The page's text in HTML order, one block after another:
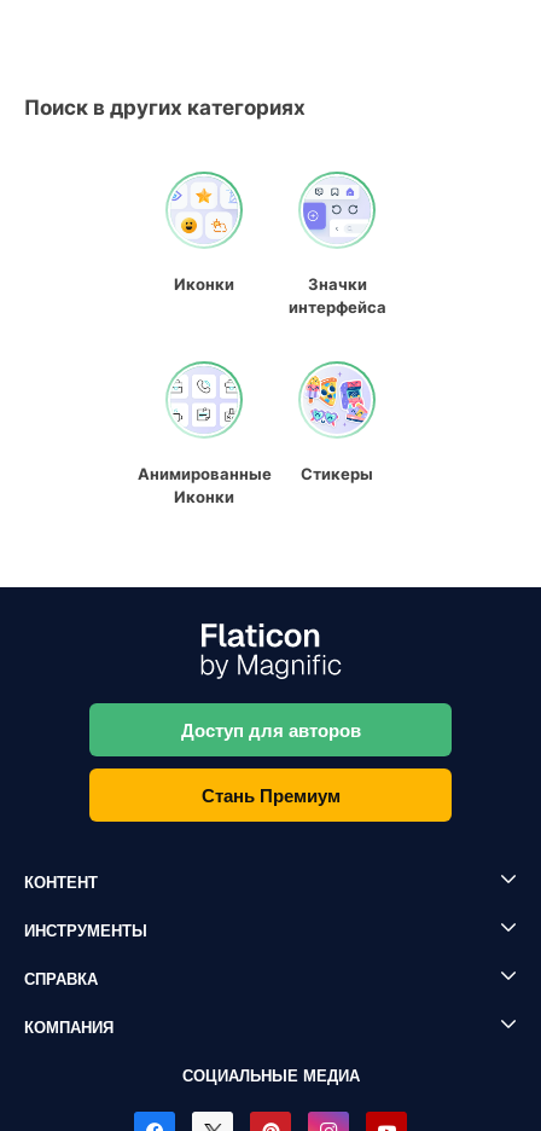
Поиск в других категориях
Иконки
Значки
интерфейса
Анимированные
Иконки
Стикеры
Доступ для авторов
Стань Премиум
КОНТЕНТ
ИНСТРУМЕНТЫ
СПРАВКА
КОМПАНИЯ
СОЦИАЛЬНЫЕ МЕДИА